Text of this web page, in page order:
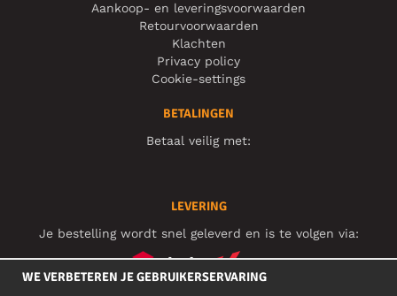
Aankoop- en leveringsvoorwaarden
Retourvoorwaarden
Klachten
Privacy policy
Cookie-settings
BETALINGEN
Betaal veilig met:
LEVERING
Je bestelling wordt snel geleverd en is te volgen via:
WE VERBETEREN JE GEBRUIKERSERVARING